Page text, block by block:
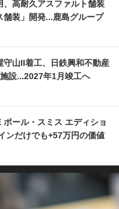
、高耐久アスファルト舗装
舗装」開発...鹿島グループ
守山II着工、日鉄興和不動産
設...2027年1月竣工へ
ポール・スミス エディショ
ンだけでも+57万円の価値